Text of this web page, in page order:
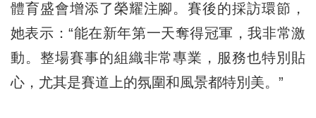
體育盛會增添了榮耀注腳。賽後的採訪環節，
她表示：“能在新年第一天奪得冠軍，我非常激
動。整場賽事的組織非常專業，服務也特別貼
心，尤其是賽道上的氛圍和風景都特別美。”